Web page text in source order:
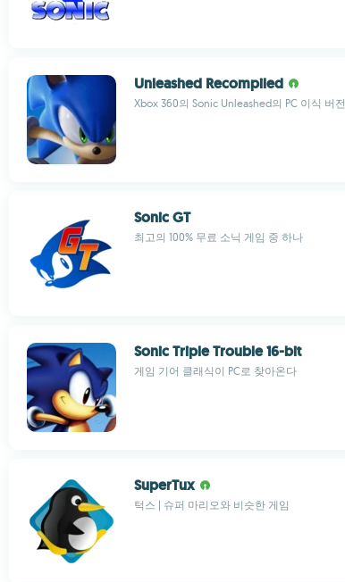
Unleashed Recompiled
Xbox 360의 Sonic Unleashed의 PC 이식 버전
Sonic GT
최고의 100% 무료 소닉 게임 중 하나
Sonic Triple Trouble 16-bit
게임 기어 클래식이 PC로 찾아온다
SuperTux
턱스 | 슈퍼 마리오와 비슷한 게임